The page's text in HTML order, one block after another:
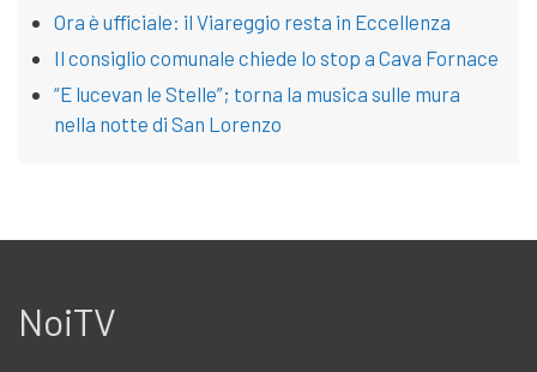
Ora è ufficiale: il Viareggio resta in Eccellenza
Il consiglio comunale chiede lo stop a Cava Fornace
“E lucevan le Stelle”; torna la musica sulle mura
nella notte di San Lorenzo
NoiTV